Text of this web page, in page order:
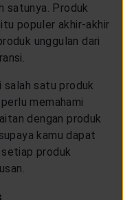
satunya. Produk
populer akhir-akhir
unggulan dari
salah satu produk
memahami
dengan produk
kamu dapat
produk